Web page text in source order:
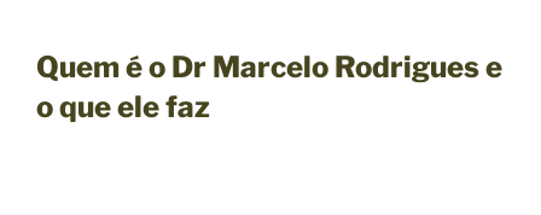
Quem é o Dr Marcelo Rodrigues e
o que ele faz